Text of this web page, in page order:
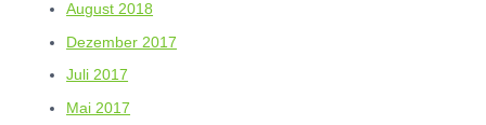
August 2018
Dezember 2017
Juli 2017
Mai 2017